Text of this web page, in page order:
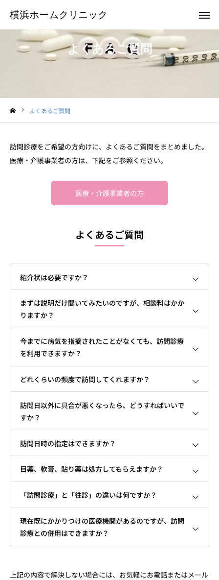
横浜ホームクリニック
よくあるご質問
よくあるご質問
訪問診療をご希望の方向けに、よくあるご質問をまとめました。
医療・介護事業者の方は、下記をご参照ください。
医療・介護事業者の方
よくあるご質問
紹介状は必要ですか？
まずは説明だけ聞いてみたいのですが、相談料はかか
りますか？
今までに病気を指摘されたことがなくても、訪問診療
を利用できますか？
どれくらいの頻度で訪問してくれますか？
訪問日以外に具合が悪くなったら、どうすればいいで
すか？
訪問日時の指定はできますか？
目薬、軟膏、貼り薬は処方してもらえますか？
「訪問診療」と「往診」の違いは何ですか？
現在既にかかりつけの医療機関があるのですが、訪問
診療との併用はできますか？
上記の内容で解決しない場合には、お気軽にお電話またはメール
横浜ホームクリニック
メール
横浜ホームクリニックについて
患者様のご紹介
患者さまの声
ブログ